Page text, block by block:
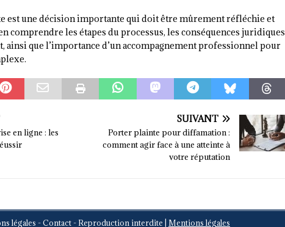
est une décision importante qui doit être mûrement réfléchie et
comprendre les étapes du processus, les conséquences juridiques
ainsi que l’importance d’un accompagnement professionnel pour
en ligne : les
SUIVANT
Porter plainte pour diffamation :
comment agir face à une atteinte à
votre réputation
légales - Contact - Reproduction interdite Mentions légales